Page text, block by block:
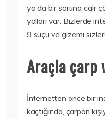
ya da bir soruna dair
yolları var. Bizlerde
9 suçu ve gizemi
Araçla çarp
İnternetten önce bir
kaçtığında, çarpan